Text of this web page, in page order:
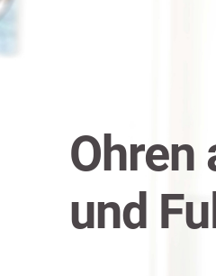
Ohren
und